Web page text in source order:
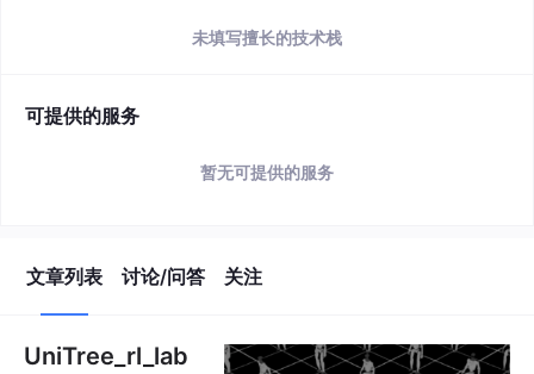
未填写擅长的技术栈
可提供的服务
暂无可提供的服务
文章列表 讨论/问答 关注
UniTree_rl_lab